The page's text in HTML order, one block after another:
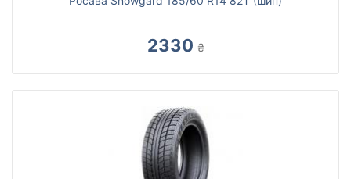
2330 ₴